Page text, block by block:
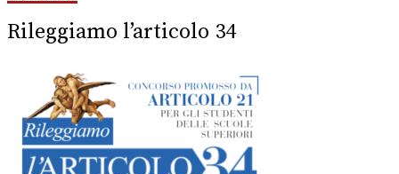
Rileggiamo l’articolo 34